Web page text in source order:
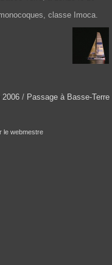
classe Imoca.
2006 / Passage à Basse-Terre
le webmestre